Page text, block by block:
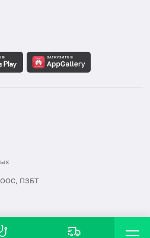
ООС, ПЗБТ